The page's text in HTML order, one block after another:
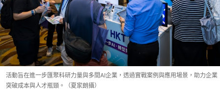
活動旨在進一步匯聚科研力量與多間AI企業，透過實戰案例與應用場景，助力企業
突破成本與人才瓶頸。（夏家朗攝）